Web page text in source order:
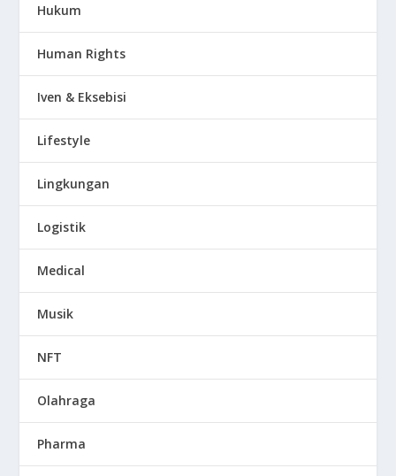
Hukum
Human Rights
Iven & Eksebisi
Lifestyle
Lingkungan
Logistik
Medical
Musik
NFT
Olahraga
Pharma